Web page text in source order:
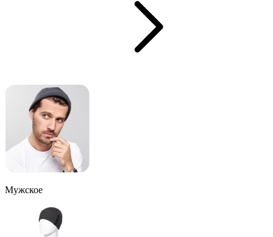
Мужское